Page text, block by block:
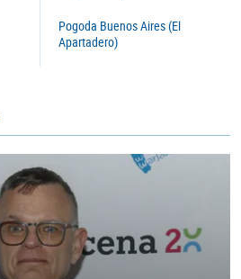
Pogoda Buenos Aires (El
Apartadero)